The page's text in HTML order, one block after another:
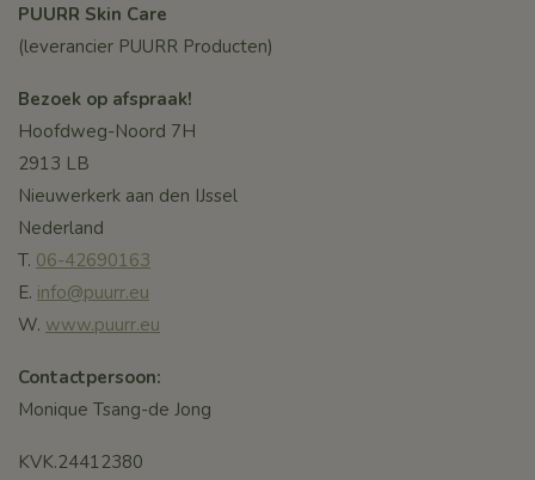
PUURR Skin Care
(leverancier PUURR Producten)
Bezoek op afspraak!
Hoofdweg-Noord 7H
2913 LB
Nieuwerkerk aan den IJssel
Nederland
T. 06-42690163
E. info@puurr.eu
W. www.puurr.eu
Contactpersoon:
Monique Tsang-de Jong
KVK.24412380